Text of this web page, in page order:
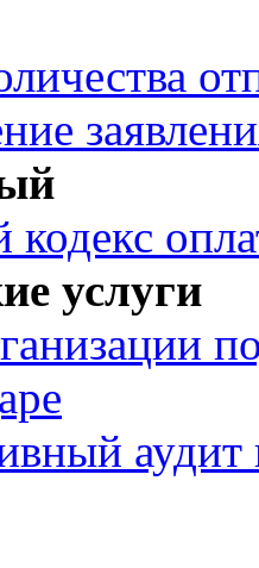
кодекс
услуги
аудит